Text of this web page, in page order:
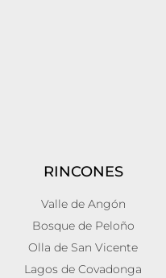
RINCONES
Valle de Angón
Bosque de Peloño
Olla de San Vicente
Lagos de Covadonga